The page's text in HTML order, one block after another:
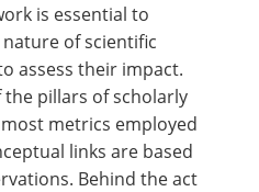
is essential to
of scientific
assess their impact.
pillars of scholarly
metrics employed
links are based
Behind the act